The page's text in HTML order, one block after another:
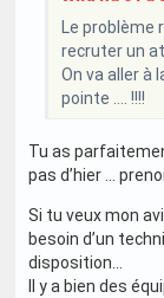
Le
recruter un
On va aller à
pointe .... !!!!
Tu as
pas d’hier …
Si tu veux mon
besoin d’un
disposition…
Il y a bien des